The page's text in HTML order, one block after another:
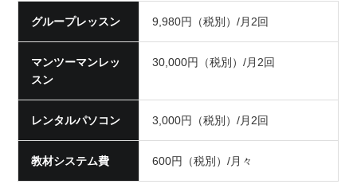
グループレッスン 9,980円（税別）/月2回
マンツーマンレッ
スン
30,000円（税別）/月2回
レンタルパソコン 3,000円（税別）/月2回
教材システム費 600円（税別）/月々